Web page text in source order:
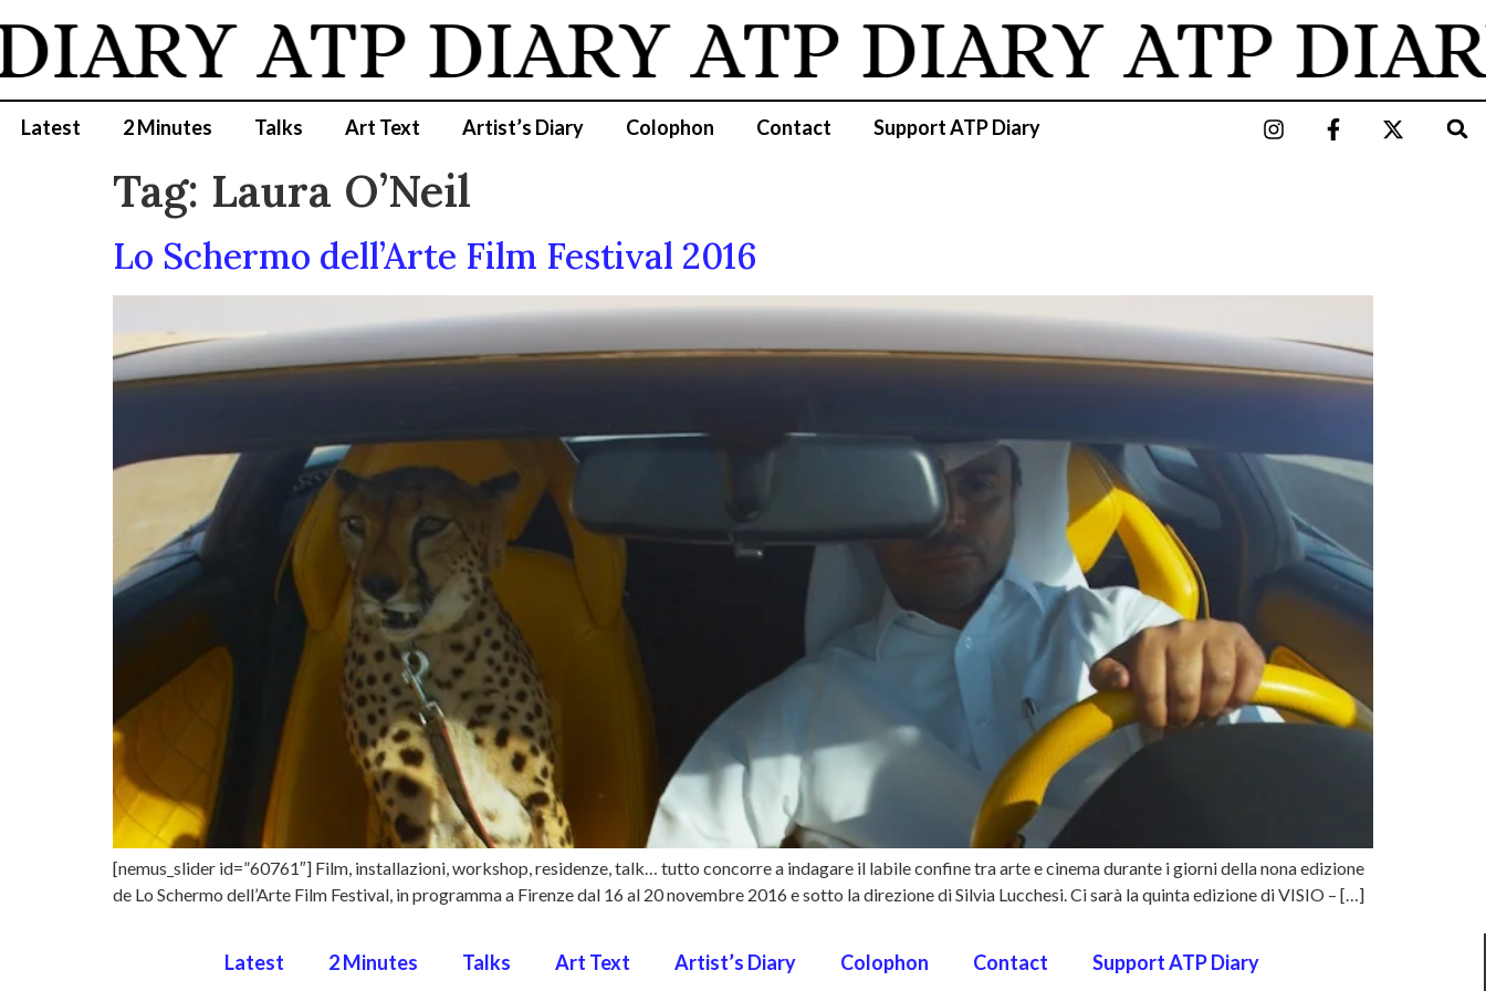
ATP DIARY ATP DIARY ATP
Latest 2 Minutes Talks Art Text Artist’s Diary Colophon Contact Support ATP Diary
Tag: Laura O’Neil
Lo Schermo dell’Arte Film Festival 2016
[nemus_slider id=”60761″] Film, installazioni, workshop, residenze, talk… tutto concorre a indagare il labile confine tra arte e cinema durante i giorni della nona edizione
de Lo Schermo dell’Arte Film Festival, in programma a Firenze dal 16 al 20 novembre 2016 e sotto la direzione di Silvia Lucchesi. Ci sarà la quinta edizione di VISIO – […]
Latest 2 Minutes Talks Art Text Artist’s Diary Colophon Contact Support ATP Diary